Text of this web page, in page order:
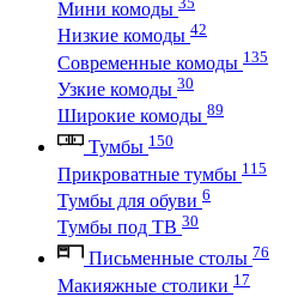
Мини комоды
Низкие комоды 42
Современные комоды 135
Узкие комоды 30
Широкие комоды 89
Тумбы 150
Прикроватные тумбы 115
Тумбы для обуви 6
Тумбы под ТВ 30
Письменные столы 76
Макияжные столики 17